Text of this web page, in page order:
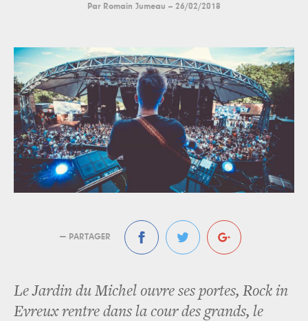
Par Romain Jumeau -- 26/02/2018
— PARTAGER
Le Jardin du Michel ouvre ses portes, Rock in
Evreux rentre dans la cour des grands, le